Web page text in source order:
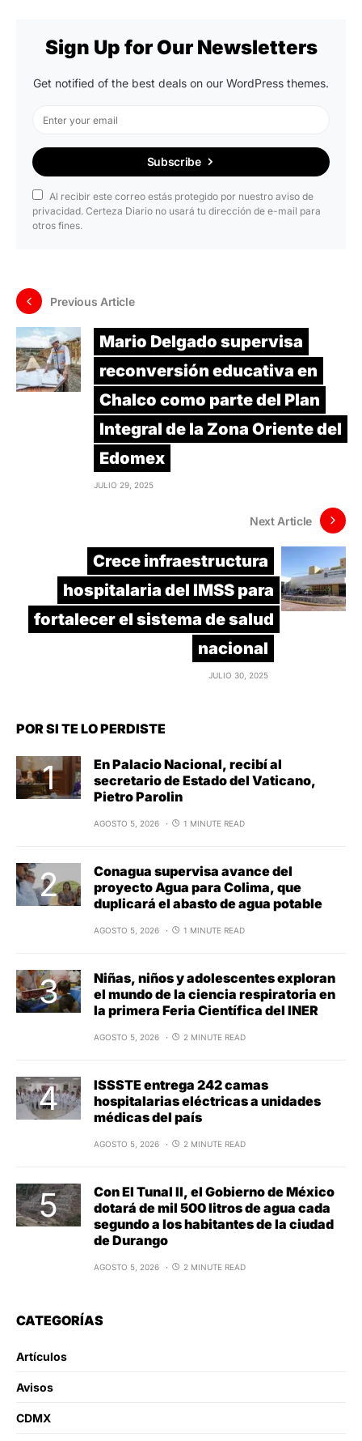
Sign Up for Our Newsletters
Get notified of the best deals on our WordPress themes.
Subscribe
Al recibir este correo estás protegido por nuestro aviso de
privacidad. Certeza Diario no usará tu dirección de e-mail para
otros fines.
Previous Article
Mario Delgado supervisa
reconversión educativa en
Chalco como parte del Plan
Integral de la Zona Oriente del
Edomex
JULIO 29, 2025
Next Article
Crece infraestructura
hospitalaria del IMSS para
fortalecer el sistema de salud
nacional
JULIO 30, 2025
POR SI TE LO PERDISTE
En Palacio Nacional, recibí al
secretario de Estado del Vaticano,
Pietro Parolin
AGOSTO 5, 2026 1 MINUTE READ
Conagua supervisa avance del
proyecto Agua para Colima, que
duplicará el abasto de agua potable
AGOSTO 5, 2026 1 MINUTE READ
Niñas, niños y adolescentes exploran
el mundo de la ciencia respiratoria en
la primera Feria Científica del INER
AGOSTO 5, 2026 2 MINUTE READ
ISSSTE entrega 242 camas
hospitalarias eléctricas a unidades
médicas del país
AGOSTO 5, 2026 2 MINUTE READ
Con El Tunal II, el Gobierno de México
dotará de mil 500 litros de agua cada
segundo a los habitantes de la ciudad
de Durango
AGOSTO 5, 2026 2 MINUTE READ
CATEGORÍAS
Artículos
Avisos
CDMX